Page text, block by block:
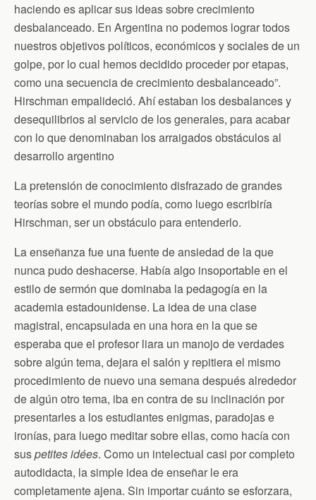
haciendo es aplicar sus ideas sobre crecimiento
desbalanceado. En Argentina no podemos lograr todos
nuestros objetivos políticos, económicos y sociales de un
golpe, por lo cual hemos decidido proceder por etapas,
como una secuencia de crecimiento desbalanceado”.
Hirschman empalideció. Ahí estaban los desbalances y
desequilibrios al servicio de los generales, para acabar
con lo que denominaban los arraigados obstáculos al
desarrollo argentino
La pretensión de conocimiento disfrazado de grandes
teorías sobre el mundo podía, como luego escribiría
Hirschman, ser un obstáculo para entenderlo.
La enseñanza fue una fuente de ansiedad de la que
nunca pudo deshacerse. Había algo insoportable en el
estilo de sermón que dominaba la pedagogía en la
academia estadounidense. La idea de una clase
magistral, encapsulada en una hora en la que se
esperaba que el profesor liara un manojo de verdades
sobre algún tema, dejara el salón y repitiera el mismo
procedimiento de nuevo una semana después alrededor
de algún otro tema, iba en contra de su inclinación por
presentarles a los estudiantes enigmas, paradojas e
ironías, para luego meditar sobre ellas, como hacía con
suspetites idées. Como un intelectual casi por completo
autodidacta, la simple idea de enseñar le era
completamente ajena. Sin importar cuánto se esforzara,